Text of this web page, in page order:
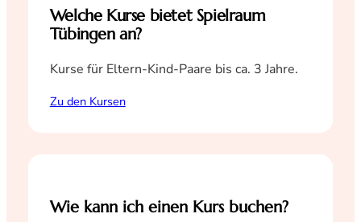
Welche Kurse bietet Spielraum
Tübingen an?
Kurse für Eltern-Kind-Paare bis ca. 3 Jahre.
Zu den Kursen
Wie kann ich einen Kurs buchen?